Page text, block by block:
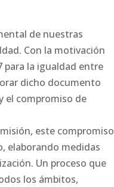
de nuestras
Con la motivación
para la igualdad entre
dicho documento
el compromiso de
este compromiso
elaborando medidas
Un proceso que
los ámbitos,